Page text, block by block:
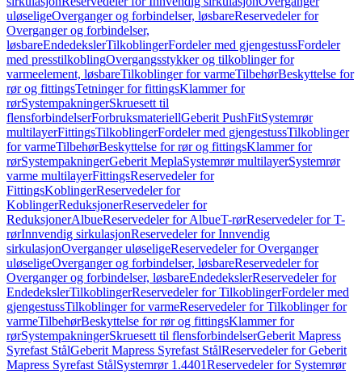
uløseligeOverganger og forbindelser, løsbareReservedeler for
Overganger og forbindelser,
løsbareEndedekslerTilkoblingerFordeler med gjengestussFordeler
med presstilkoblingOvergangsstykker og tilkoblinger for
varmeelement, løsbareTilkoblinger for varmeTilbehørBeskyttelse for
rør og fittingsTetninger for fittingsKlammer for
rørSystempakningerSkruesett til
flensforbindelserForbruksmateriellGeberit PushFitSystemrør
multilayerFittingsTilkoblingerFordeler med gjengestussTilkoblinger
for varmeTilbehørBeskyttelse for rør og fittingsKlammer for
rørSystempakningerGeberit MeplaSystemrør multilayerSystemrør
varme multilayerFittingsReservedeler for
FittingsKoblingerReservedeler for
KoblingerReduksjonerReservedeler for
ReduksjonerAlbueReservedeler for AlbueT-rørReservedeler for T-
rørInnvendig sirkulasjonReservedeler for Innvendig
sirkulasjonOverganger uløseligeReservedeler for Overganger
uløseligeOverganger og forbindelser, løsbareReservedeler for
Overganger og forbindelser, løsbareEndedekslerReservedeler for
EndedekslerTilkoblingerReservedeler for TilkoblingerFordeler med
gjengestussTilkoblinger for varmeReservedeler for Tilkoblinger for
varmeTilbehørBeskyttelse for rør og fittingsKlammer for
rørSystempakningerSkruesett til flensforbindelserGeberit Mapress
Syrefast StålGeberit Mapress Syrefast StålReservedeler for Geberit
Mapress Syrefast StålSystemrør 1.4401Reservedeler for Systemrør